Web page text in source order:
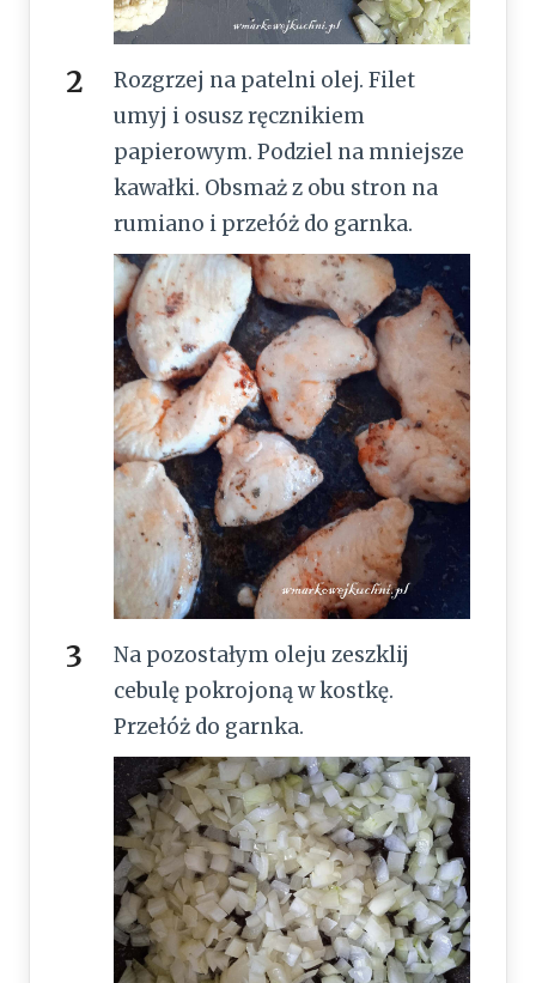
Rozgrzej na patelni olej. Filet
umyj i osusz ręcznikiem
papierowym. Podziel na mniejsze
kawałki. Obsmaż z obu stron na
rumiano i przełóż do garnka.
Na pozostałym oleju zeszklij
cebulę pokrojoną w kostkę.
Przełóż do garnka.